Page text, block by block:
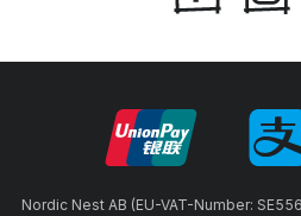
Nordic Nest AB (EU-VAT-Number: